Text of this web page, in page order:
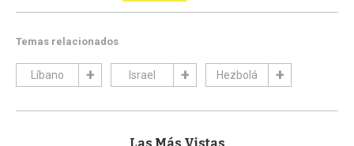
Temas relacionados
Líbano Israel Hezbolá
Las Más Vistas